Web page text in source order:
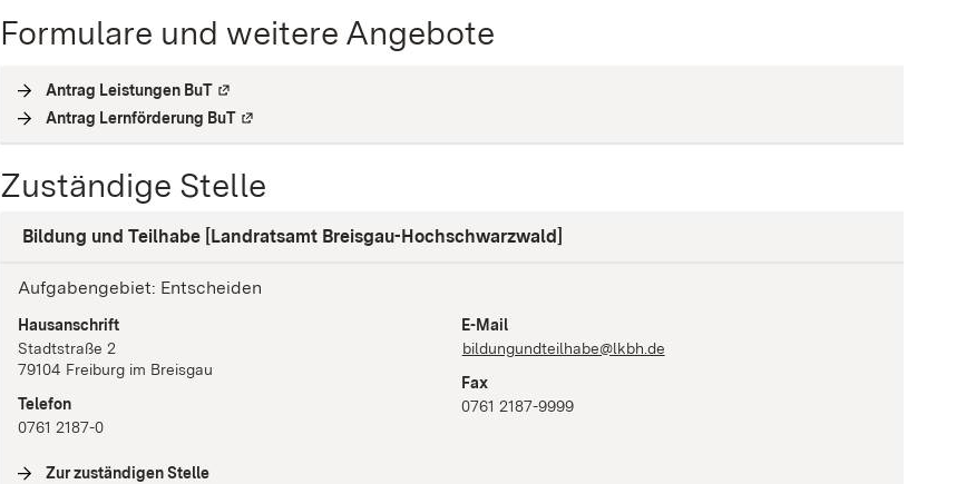
Formulare und weitere Angebote
Antrag Leistungen BuT( Externe Verlinkung
Antrag Lernförderung BuT( Externe Verlinkung
Zuständige Stelle
Bildung und Teilhabe [Landratsamt Breisgau-Hochschwarzwald]
Aufgabengebiet: Entscheiden
Hausanschrift
Stadtstraße 2
79104 Freiburg im Breisgau
Telefon
0761 2187-0
E-Mail
bildungundteilhabe@lkbh.de
Fax
0761 2187-9999
Zur zuständigen Stelle